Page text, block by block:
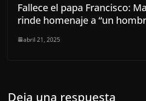
Fallece el papa Francisco:
rinde homenaje a “un
abril 21, 2025
Deja una respuesta